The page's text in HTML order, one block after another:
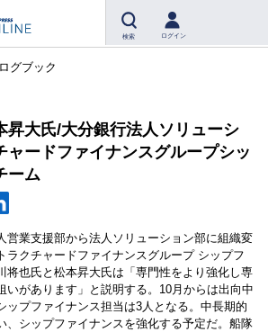
検索 ログイン
ログブック
昇大氏/大分銀行法人ソリューシ
ャードファイナンスグループシッ
ーム
営業支援部から法人ソリューション部に組織変
ラクチャードファイナンスグループ シップフ
将也氏と松本昇大氏は「専門性をより強化し専
いがあります」と説明する。10月からは出向中
ップファイナンス担当は3人となる。中長期的
、シップファイナンスを強化する予定だ。船隊